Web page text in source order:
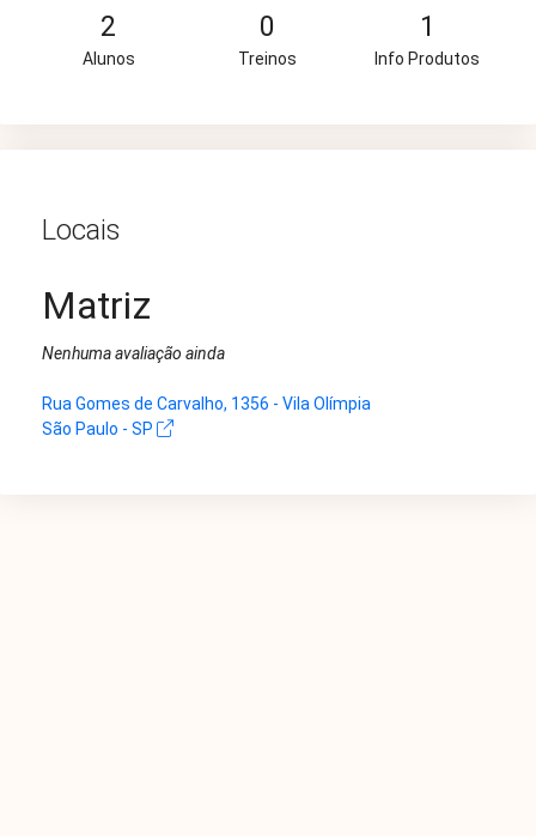
2
Alunos
0
Treinos
1
Info Produtos
Locais
Matriz
Nenhuma avaliação ainda
Rua Gomes de Carvalho, 1356 - Vila Olímpia
São Paulo - SP